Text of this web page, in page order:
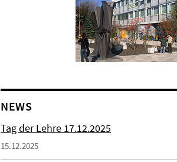
NEWS
Tag der Lehre 17.12.2025
15.12.2025